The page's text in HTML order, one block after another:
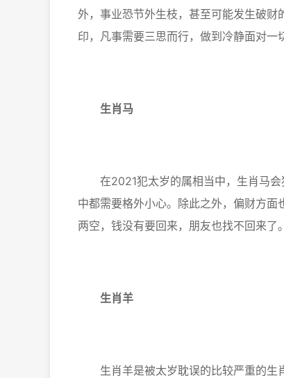
外，事业恐节外生枝，甚至可能发生破
印，凡事需要三思而行，做到冷静面对一
生肖马
在2021犯太岁的属相当中，生肖马会
中都需要格外小心。除此之外，偏财方
两空，钱没有要回来，朋友也找不回来了。
生肖羊
生肖羊是被太岁耽误的比较严重的生